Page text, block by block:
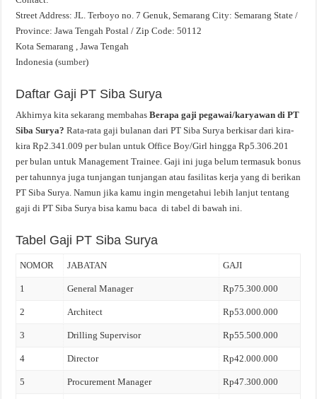
Street Address: JL. Terboyo no. 7 Genuk, Semarang City: Semarang State /
Province: Jawa Tengah Postal / Zip Code: 50112
Kota Semarang , Jawa Tengah
Indonesia (sumber)
Daftar Gaji PT Siba Surya
Akhirnya kita sekarang membahasBerapa gaji pegawai/karyawan di PT
Siba Surya?Rata-rata gaji bulanan dari PT Siba Surya berkisar dari kira-
kira Rp2.341.009 per bulan untuk Office Boy/Girl hingga Rp5.306.201
per bulan untuk Management Trainee. Gaji ini juga belum termasuk bonus
per tahunnya juga tunjangan tunjangan atau fasilitas kerja yang di berikan
PT Siba Surya. Namun jika kamu ingin mengetahui lebih lanjut tentang
gaji di PT Siba Surya bisa kamu baca di tabel di bawah ini.
Tabel Gaji PT Siba Surya
NOMOR JABATAN GAJI
1 General Manager Rp75.300.000
2 Architect Rp53.000.000
3 Drilling Supervisor Rp55.500.000
4 Director Rp42.000.000
5 Procurement Manager Rp47.300.000